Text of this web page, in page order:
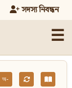
সদস্য নিবন্ধন
☰
অ-